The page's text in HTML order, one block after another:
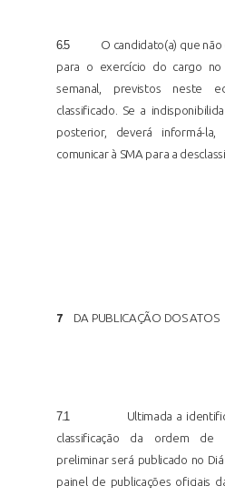
6.5
O candidato(a) que
para o exercício do cargo
semanal, previstos neste
classificado. Se a
posterior, deverá informá-
comunicar à SMA para a
7 DA PUBLICAÇÃO DOSATOS
7.1
Ultimada a
classificação da ordem de
preliminar será publicado no
painel de publicações oficiais